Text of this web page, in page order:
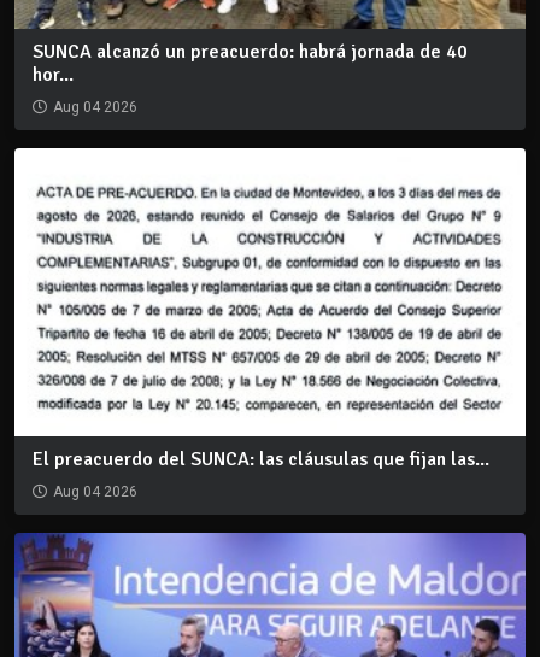
SUNCA alcanzó un preacuerdo: habrá jornada de 40
hor...
Aug 04 2026
El preacuerdo del SUNCA: las cláusulas que fijan las...
Aug 04 2026